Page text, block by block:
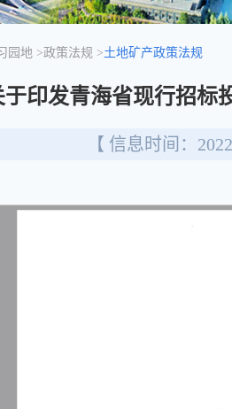
园地 >政策法规 >土地矿产政策法规
于印发青海省现行招标
【 信息时间：